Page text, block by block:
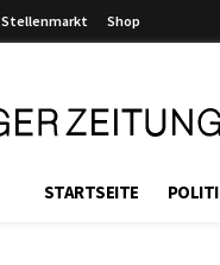
Stellenmarkt Shop
STARTSEITE